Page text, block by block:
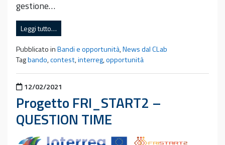
gestione…
Leggi tutto…
Pubblicato inBandi e opportunità,News dal CLab
Tagbando,contest,interreg,opportunità
Pubblicato il
12/02/2021
Progetto FRI_START2 –
QUESTION TIME